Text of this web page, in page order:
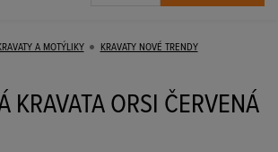
A MOTÝLIKY KRAVATY NOVÉ TRENDY
KRAVATA ORSI ČERVENÁ